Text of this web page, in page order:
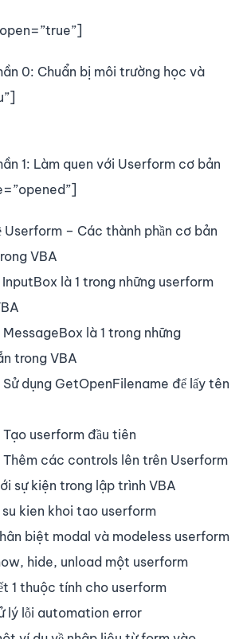
0: Chuẩn bị môi trường học và
1: Làm quen với Userform cơ bản
Userform – Các thành phần cơ bản
VBA
là 1 trong những userform
là 1 trong những
trong VBA
dụng GetOpenFilename để lấy tên
userform đầu tiên
các controls lên trên Userform
sự kiện trong lập trình VBA
kien khoi tao userform
biệt modal và modeless userform
hide, unload một userform
1 thuộc tính cho userform
lý lỗi automation error